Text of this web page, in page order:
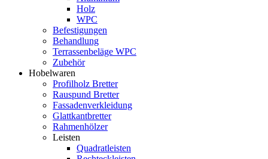
Holz
WPC
Befestigungen
Behandlung
Terrassenbeläge WPC
Zubehör
Hobelwaren
Profilholz Bretter
Rauspund Bretter
Fassadenverkleidung
Glattkantbretter
Rahmenhölzer
Leisten
Quadratleisten